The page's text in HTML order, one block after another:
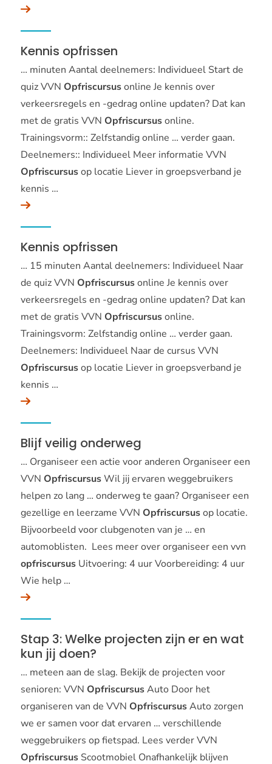
Kennis opfrissen
… minuten Aantal deelnemers: Individueel Start de
quiz VVN Opfriscursusonline Je kennis over
verkeersregels en -gedrag online updaten? Dat kan
met de gratis VVN Opfriscursusonline.
Trainingsvorm:: Zelfstandig online … verder gaan.
Deelnemers:: Individueel Meer informatie VVN
Opfriscursusop locatie Liever in groepsverband je
kennis …
Kennis opfrissen
… 15 minuten Aantal deelnemers: Individueel Naar
de quiz VVN Opfriscursusonline Je kennis over
verkeersregels en -gedrag online updaten? Dat kan
met de gratis VVN Opfriscursusonline.
Trainingsvorm: Zelfstandig online … verder gaan.
Deelnemers: Individueel Naar de cursus VVN
Opfriscursusop locatie Liever in groepsverband je
kennis …
Blijf veilig onderweg
… Organiseer een actie voor anderen Organiseer een
VVN OpfriscursusWil jij ervaren weggebruikers
helpen zo lang … onderweg te gaan? Organiseer een
gezellige en leerzame VVN Opfriscursusop locatie.
Bijvoorbeeld voor clubgenoten van je … en
automoblisten. Lees meer over organiseer een vvn
opfriscursusUitvoering: 4 uur Voorbereiding: 4 uur
Wie help …
Stap 3: Welke projecten zijn er en wat
kun jij doen?
… meteen aan de slag. Bekijk de projecten voor
senioren: VVN OpfriscursusAuto Door het
organiseren van de VVN OpfriscursusAuto zorgen
we er samen voor dat ervaren … verschillende
weggebruikers op fietspad. Lees verder VVN
OpfriscursusScootmobiel Onafhankelijk blijven